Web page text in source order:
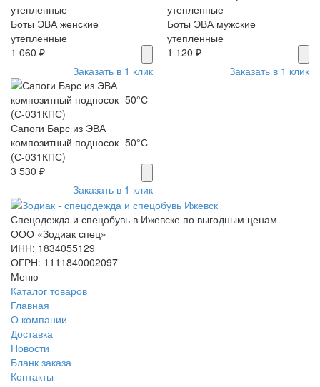
Боты ЭВА женские
утепленные
1 060 ₽
Заказать в 1 клик
Боты ЭВА мужские
утепленные
1 120 ₽
Заказать в 1 клик
Сапоги Барс из ЭВА
композитный подносок -50°С
(С-031КПС)
3 530 ₽
Заказать в 1 клик
Спецодежда и спецобувь в Ижевске по выгодным ценам
ООО «Зодиак спец»
ИНН: 1834055129
ОГРН: 1111840002097
Меню
Каталог товаров
Главная
О компании
Доставка
Новости
Бланк заказа
Контакты